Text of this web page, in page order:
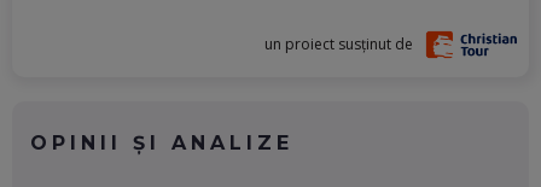
un proiect susținut de
OPINII ȘI ANALIZE